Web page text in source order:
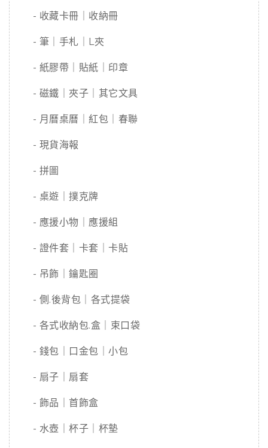
- 收藏卡冊｜收納冊
- 筆｜手札｜L夾
- 紙膠帶｜貼紙｜印章
- 磁鐵｜夾子｜其它文具
- 月曆桌曆｜紅包｜春聯
- 現貨海報
- 拼圖
- 桌遊｜撲克牌
- 應援小物｜應援組
- 證件套｜卡套｜卡貼
- 吊飾｜鑰匙圈
- 側.後背包｜各式提袋
- 各式收納包.盒｜束口袋
- 錢包｜口金包｜小包
- 扇子｜扇套
- 飾品｜首飾盒
- 水壺｜杯子｜杯墊